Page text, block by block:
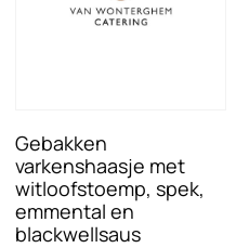
Gebakken
varkenshaasje met
witloofstoemp, spek,
emmental en
blackwellsaus